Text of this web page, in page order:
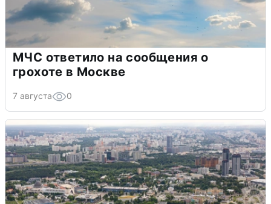
МЧС ответило на сообщения о
грохоте в Москве
7 августа 0